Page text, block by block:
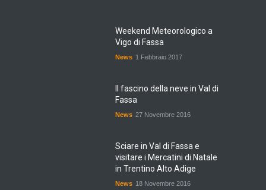
Weekend Meteorologico a
Vigo di Fassa
News 1 Febbraio 2017
Il fascino della neve in Val di
Fassa
News 27 Novembre 2016
Sciare in Val di Fassa e
visitare i Mercatini di Natale
in Trentino Alto Adige
News 18 Novembre 2016